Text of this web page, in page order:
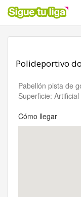
Polideportivo
Pabellón pista de
Superficie: Artificial
Cómo llegar